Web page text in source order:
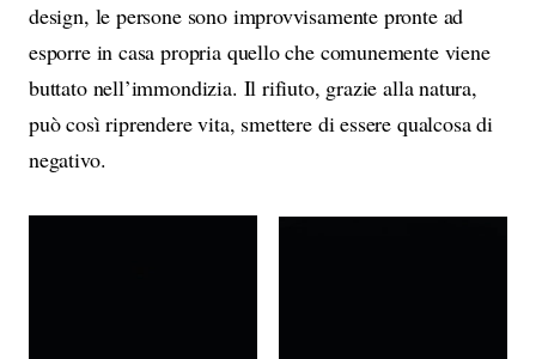
design, le persone sono improvvisamente pronte ad
esporre in casa propria quello che comunemente viene
buttato nell’immondizia. Il rifiuto, grazie alla natura,
può così riprendere vita, smettere di essere qualcosa di
negativo.